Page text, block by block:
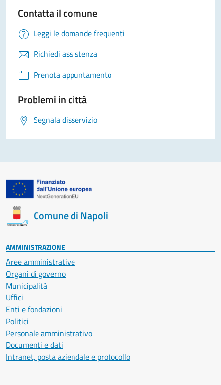
Contatta il comune
Leggi le domande frequenti
Richiedi assistenza
Prenota appuntamento
Problemi in città
Segnala disservizio
Comune di Napoli
AMMINISTRAZIONE
Aree amministrative
Organi di governo
Municipalità
Uffici
Enti e fondazioni
Politici
Personale amministrativo
Documenti e dati
Intranet, posta aziendale e protocollo